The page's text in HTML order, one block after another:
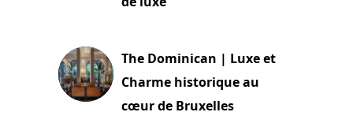
The Dominican | Luxe et
Charme historique au
cœur de Bruxelles